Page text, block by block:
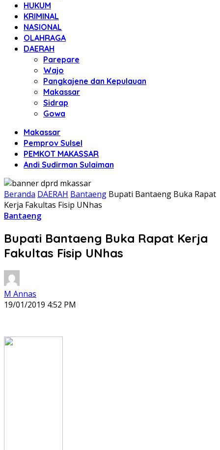
HUKUM
KRIMINAL
NASIONAL
OLAHRAGA
DAERAH
Parepare
Wajo
Pangkajene dan Kepulauan
Makassar
Sidrap
Gowa
Makassar
Pemprov Sulsel
PEMKOT MAKASSAR
Andi Sudirman Sulaiman
Beranda DAERAH Bantaeng Bupati Bantaeng Buka Rapat
Kerja Fakultas Fisip UNhas
Bantaeng
Bupati Bantaeng Buka Rapat Kerja
Fakultas Fisip UNhas
M Annas
19/01/2019 4:52 PM